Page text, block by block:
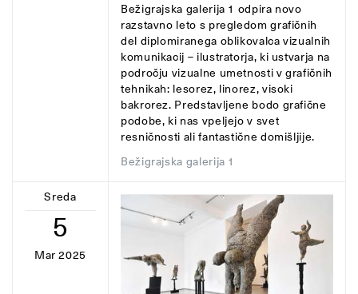
Bežigrajska galerija 1 odpira novo
razstavno leto s pregledom grafičnih
del diplomiranega oblikovalca vizualnih
komunikacij – ilustratorja, ki ustvarja na
področju vizualne umetnosti v grafičnih
tehnikah: lesorez, linorez, visoki
bakrorez. Predstavljene bodo grafične
podobe, ki nas vpeljejo v svet
resničnosti ali fantastične domišljije.
Bežigrajska galerija 1
Sreda
5
Mar 2025